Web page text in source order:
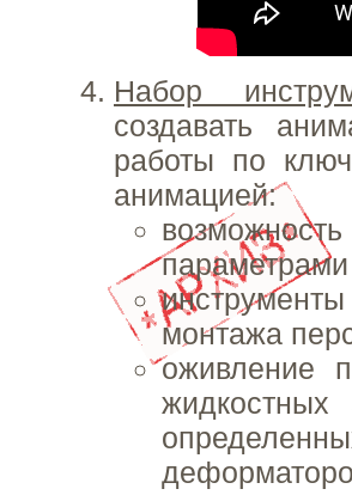
Набор
создавать
работы по
анимацией:
монтажа
оживление